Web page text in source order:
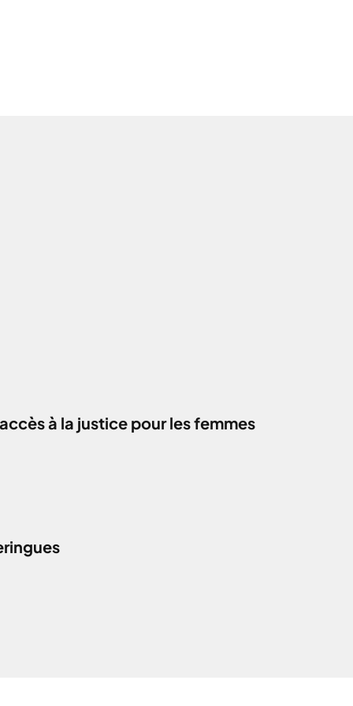
à la justice pour les femmes